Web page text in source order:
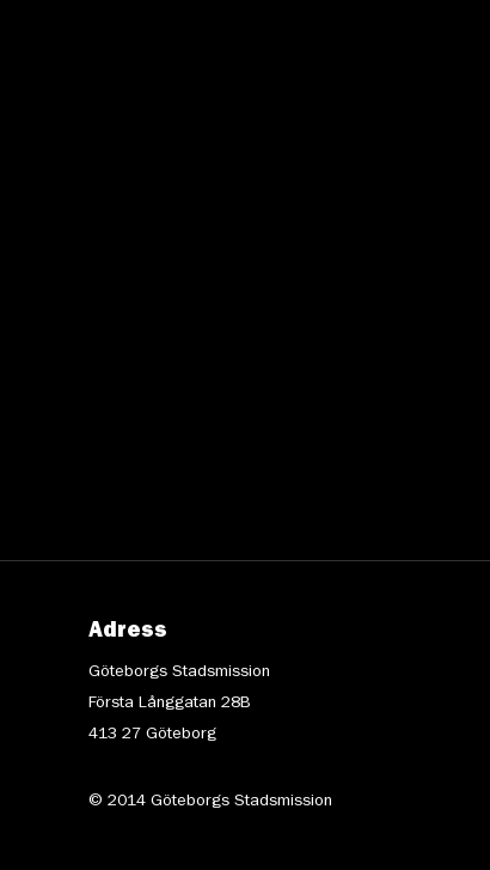
Adress
Göteborgs Stadsmission
Första Långgatan 28B
413 27 Göteborg
© 2014 Göteborgs Stadsmission